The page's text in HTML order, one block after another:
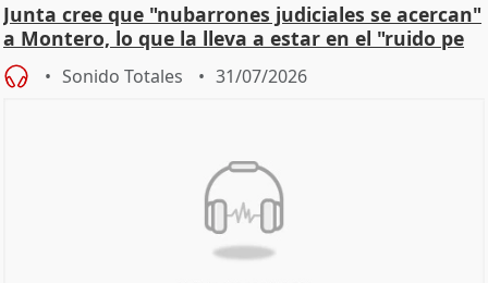
Junta cree que "nubarrones judiciales se acercan"
a Montero, lo que la lleva a estar en el "ruido pe
Sonido Totales 31/07/2026